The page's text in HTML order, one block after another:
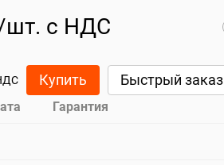
шт. с НДС
Купить Быстрый заказ
Гарантия